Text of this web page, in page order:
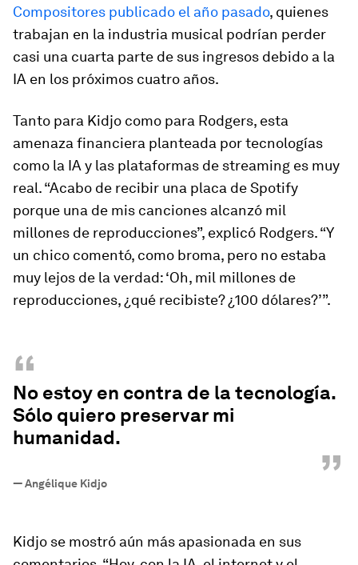
Compositores publicado el año pasado, quienes
trabajan en la industria musical podrían perder
casi una cuarta parte de sus ingresos debido a la
IA en los próximos cuatro años.
Tanto para Kidjo como para Rodgers, esta
amenaza financiera planteada por tecnologías
como la IA y las plataformas de streaming es muy
real. “Acabo de recibir una placa de Spotify
porque una de mis canciones alcanzó mil
millones de reproducciones”, explicó Rodgers. “Y
un chico comentó, como broma, pero no estaba
muy lejos de la verdad: ‘Oh, mil millones de
reproducciones, ¿qué recibiste? ¿100 dólares?’”.
“
No estoy en contra de la tecnología.
Sólo quiero preservar mi
humanidad.
”
—Angélique Kidjo
Kidjo se mostró aún más apasionada en sus